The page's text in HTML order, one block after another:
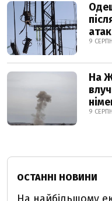
9
На
9
ОСТАННІ НОВИНИ